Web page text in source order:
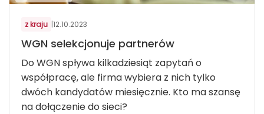
z kraju |12.10.2023
WGN selekcjonuje partnerów
Do WGN spływa kilkadziesiąt zapytań o
współpracę, ale firma wybiera z nich tylko
dwóch kandydatów miesięcznie. Kto ma szansę
na dołączenie do sieci?